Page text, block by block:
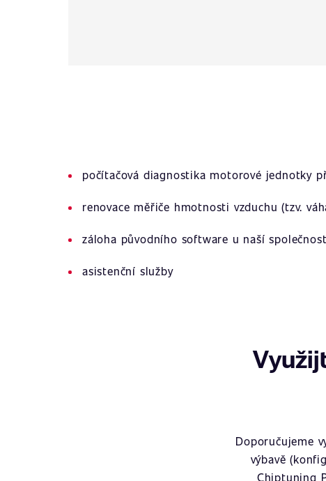
počítačová diagnostika motorové jednotky
renovace měřiče hmotnosti vzduchu (tzv.
záloha původního software u naší
asistenční služby
Doporučujeme
výbavě
Chiptuning